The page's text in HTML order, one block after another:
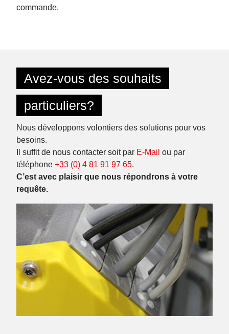
commande.
Avez-vous des souhaits
particuliers?
Nous développons volontiers des solutions pour vos
besoins.
Il suffit de nous contacter soit par E-Mail ou par
téléphone +33 (0) 4 81 91 97 65.
C’est avec plaisir que nous répondrons à votre
requête.